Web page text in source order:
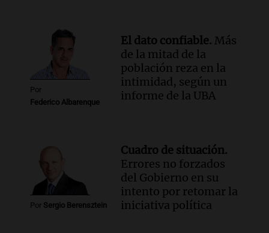
Por
Federico Albarenque
El dato confiable. Más
de la mitad de la
población reza en la
intimidad, según un
informe de la UBA
Por Sergio Berensztein
Cuadro de situación.
Errores no forzados
del Gobierno en su
intento por retomar la
iniciativa política